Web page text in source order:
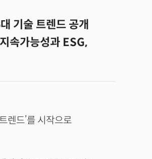
기술 트렌드 공개
속가능성과 ESG,
렌드’를 시작으로